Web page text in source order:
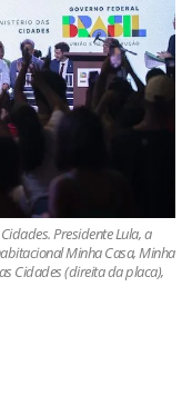
Presidente Lula, a
Minha Casa, Minha
Cidades (direita da placa),